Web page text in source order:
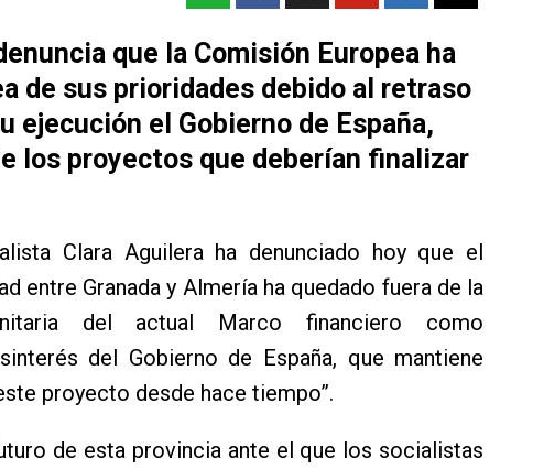
que la Comisión Europea ha
de sus prioridades debido al retraso
ejecución el Gobierno de España,
los proyectos que deberían finalizar
Clara Aguilera ha denunciado hoy que el
entre Granada y Almería ha quedado fuera de la
del actual Marco financiero como
del Gobierno de España, que mantiene
proyecto desde hace tiempo”.
de esta provincia ante el que los socialistas